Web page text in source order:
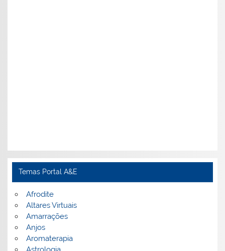
Temas Portal A&E
Afrodite
Altares Virtuais
Amarrações
Anjos
Aromaterapia